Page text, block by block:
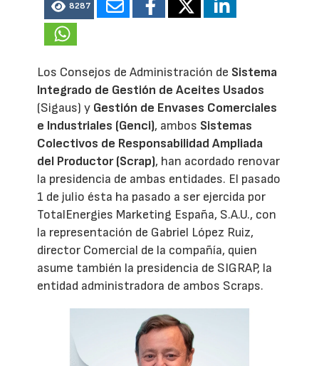
8287
Los Consejos de Administración de Sistema
Integrado de Gestión de Aceites Usados
(Sigaus) y Gestión de Envases Comerciales
e Industriales (Genci), ambos Sistemas
Colectivos de Responsabilidad Ampliada
del Productor (Scrap), han acordado renovar
la presidencia de ambas entidades. El pasado
1 de julio ésta ha pasado a ser ejercida por
TotalEnergies Marketing España, S.A.U., con
la representación de Gabriel López Ruiz,
director Comercial de la compañía, quien
asume también la presidencia de SIGRAP, la
entidad administradora de ambos Scraps.